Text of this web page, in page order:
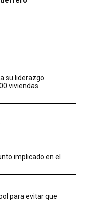
su liderazgo
viviendas
implicado en el
para evitar que